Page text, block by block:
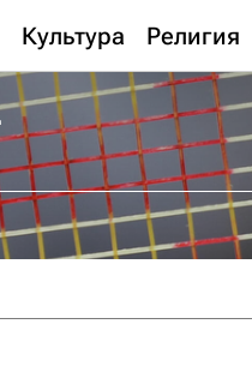
Культура Религия